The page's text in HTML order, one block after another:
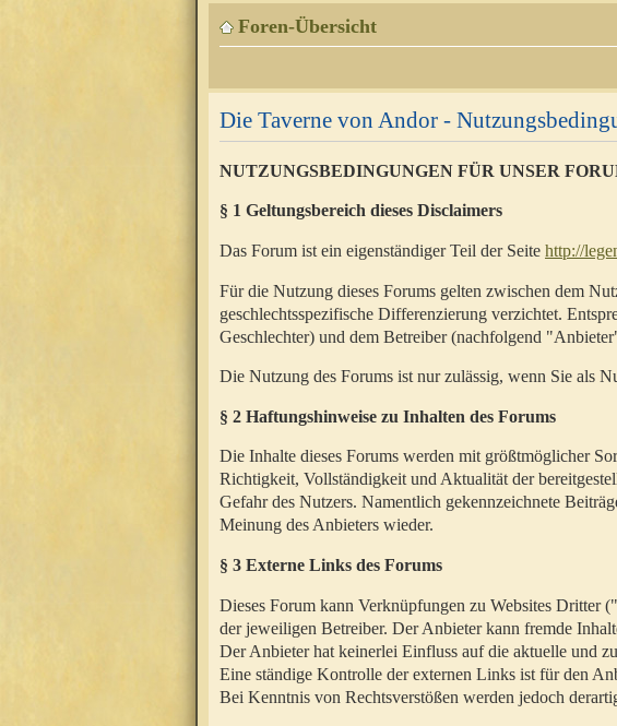
Foren-Übersicht
Die Taverne von Andor -
NUTZUNGSBEDINGUNGEN FÜR UNSER
§ 1 Geltungsbereich dieses Disclaimers
Das Forum ist ein eigenständiger Teil der Seite http://
Für die Nutzung dieses Forums gelten zwischen dem
geschlechtsspezifische Differenzierung verzichtet.
Geschlechter) und dem Betreiber (nachfolgend
Die Nutzung des Forums ist nur zulässig, wenn Sie als
§ 2 Haftungshinweise zu Inhalten des Forums
Die Inhalte dieses Forums werden mit größtmöglicher
Richtigkeit, Vollständigkeit und Aktualität der
Gefahr des Nutzers. Namentlich gekennzeichnete
Meinung des Anbieters wieder.
§ 3 Externe Links des Forums
Dieses Forum kann Verknüpfungen zu Websites Dritter
der jeweiligen Betreiber. Der Anbieter kann fremde
Der Anbieter hat keinerlei Einfluss auf die aktuelle und
Eine ständige Kontrolle der externen Links ist für den
Bei Kenntnis von Rechtsverstößen werden jedoch